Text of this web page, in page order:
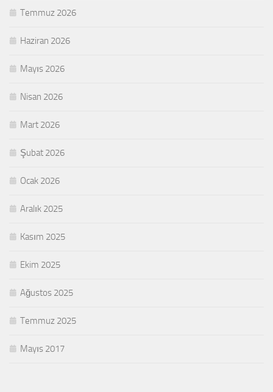
Temmuz 2026
Haziran 2026
Mayıs 2026
Nisan 2026
Mart 2026
Şubat 2026
Ocak 2026
Aralık 2025
Kasım 2025
Ekim 2025
Ağustos 2025
Temmuz 2025
Mayıs 2017